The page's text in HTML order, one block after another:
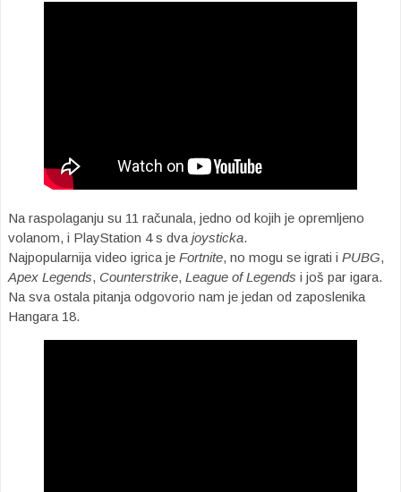
Na raspolaganju su 11 računala, jedno od kojih je opremljeno
volanom, i PlayStation 4 s dva joysticka.
Najpopularnija video igrica je Fortnite, no mogu se igrati i PUBG,
Apex Legends, Counterstrike, League of Legends i još par igara.
Na sva ostala pitanja odgovorio nam je jedan od zaposlenika
Hangara 18.